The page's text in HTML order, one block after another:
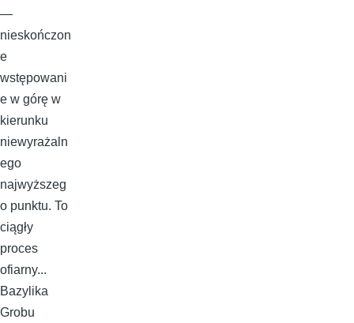
—
nieskończon
e
wstępowani
e w górę w
kierunku
niewyrażaln
ego
najwyższeg
o punktu. To
ciągły
proces
ofiarny...
Bazylika
Grobu